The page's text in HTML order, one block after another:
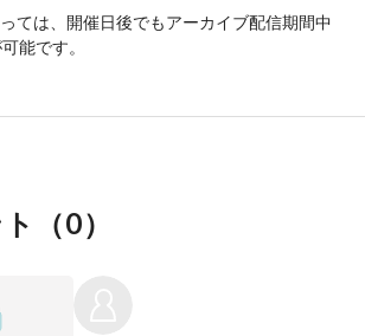
ては、開催日後でもアーカイブ配信期間中
能です。
（0）